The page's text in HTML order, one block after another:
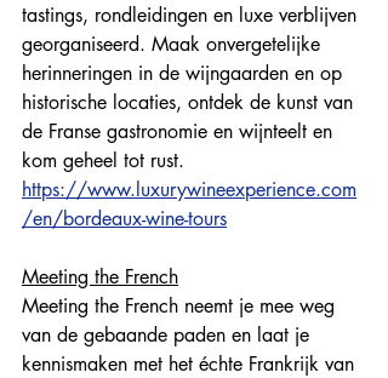
tastings, rondleidingen en luxe verblijven
georganiseerd. Maak onvergetelijke
herinneringen in de wijngaarden en op
historische locaties, ontdek de kunst van
de Franse gastronomie en wijnteelt en
kom geheel tot rust.
https://www.luxurywineexperience.com
/en/bordeaux-wine-tours
Meeting the French
Meeting the French neemt je mee weg
van de gebaande paden en laat je
kennismaken met het échte Frankrijk van